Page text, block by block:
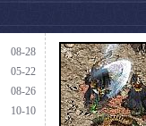
08-28
05-22
08-26
10-10